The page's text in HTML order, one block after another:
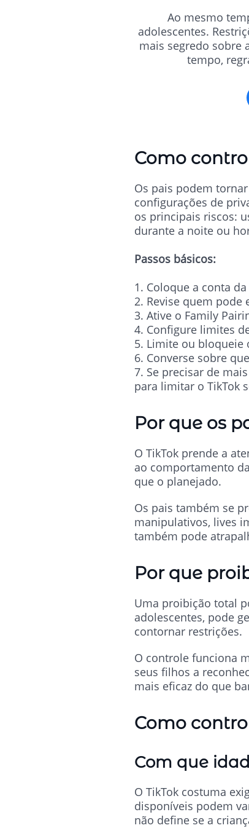
Ao mesmo
adolescentes.
mais segredo sobre
tempo,
Como
Os pais podem
configurações de
os principais riscos:
durante a noite ou
Passos básicos:
1. Coloque a conta
2. Revise quem pode
3. Ative o Family
4. Configure limites
5. Limite ou bloqueie
6. Converse sobre
7. Se precisar de
para limitar o TikTok
Por que os
O TikTok prende a
ao comportamento
que o planejado.
Os pais também se
manipulativos, lives
também pode
Por que
Uma proibição total
adolescentes, pode
contornar restrições.
O controle funciona
seus filhos a
mais eficaz do que
Como
Com que
O TikTok costuma
disponíveis podem
não define se a